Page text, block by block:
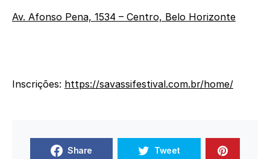
Av. Afonso Pena, 1534 – Centro, Belo Horizonte
Inscrições: https://savassifestival.com.br/home/
Share Tweet